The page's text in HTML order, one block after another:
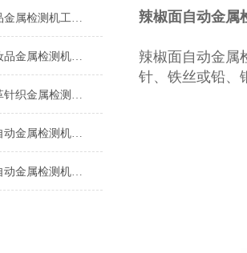
自动剔除塑料制品金属检测机工厂生产
自动剔除皮革化妆品金属检测机支持定制
自动翻版剔除皮革针织金属检测机生产厂家
高精度烟草种子自动金属检测机设备
皮带输送式糖块自动金属检测机厂家
辣椒面自动金属
辣椒面自动金属
针、铁丝或铅、